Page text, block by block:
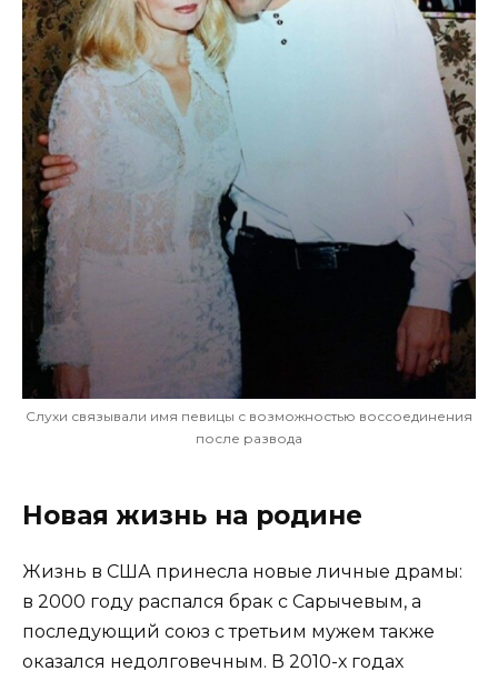
Слухи связывали имя певицы с возможностью воссоединения
после развода
Новая жизнь на родине
Жизнь в США принесла новые личные драмы:
в 2000 году распался брак с Сарычевым, а
последующий союз с третьим мужем также
оказался недолговечным. В 2010-х годах